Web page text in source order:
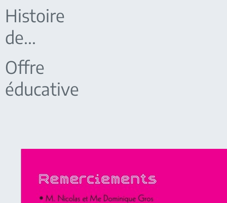
Histoire
de...
Offre
éducative